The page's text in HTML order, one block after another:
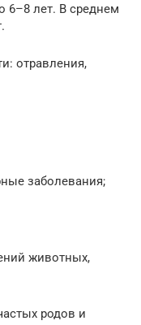
лет. В среднем
отравления,
заболевания;
животных,
родов и